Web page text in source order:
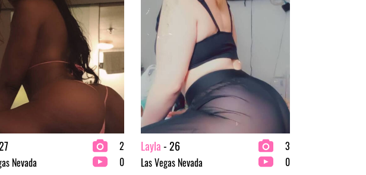
Nevada
2
0
Layla- 26
Las Vegas Nevada
3
0